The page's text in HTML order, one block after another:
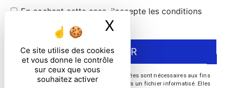
Ce site utilise des cookies
et vous donne le contrôle
sur ceux que vous
souhaitez activer
X
En cochant cette case, j'accepte les conditions
particulières ci-dessous **
ENVOYER
** Les données personnelles communiquées sont nécessaires aux fins
de vous contacter et sont enregistrées dans un fichier informatisé. Elles